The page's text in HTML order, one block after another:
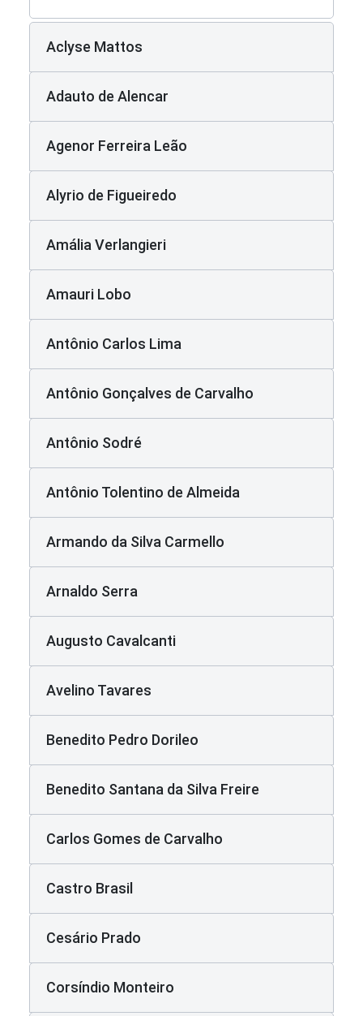
Aclyse Mattos
Adauto de Alencar
Agenor Ferreira Leão
Alyrio de Figueiredo
Amália Verlangieri
Amauri Lobo
Antônio Carlos Lima
Antônio Gonçalves de Carvalho
Antônio Sodré
Antônio Tolentino de Almeida
Armando da Silva Carmello
Arnaldo Serra
Augusto Cavalcanti
Avelino Tavares
Benedito Pedro Dorileo
Benedito Santana da Silva Freire
Carlos Gomes de Carvalho
Castro Brasil
Cesário Prado
Corsíndio Monteiro